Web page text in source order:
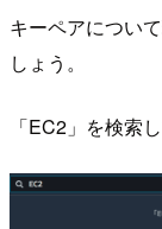
キーペアについ
しょう。
「EC2」を検索